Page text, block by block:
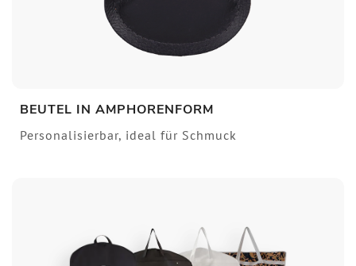
BEUTEL IN AMPHORENFORM
Personalisierbar, ideal für Schmuck